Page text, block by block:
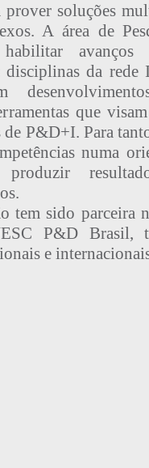
prover soluções
A área de
avanços
disciplinas da rede
que
de P&D+I. Para
numa
tem sido parceira
P&D Brasil,
e